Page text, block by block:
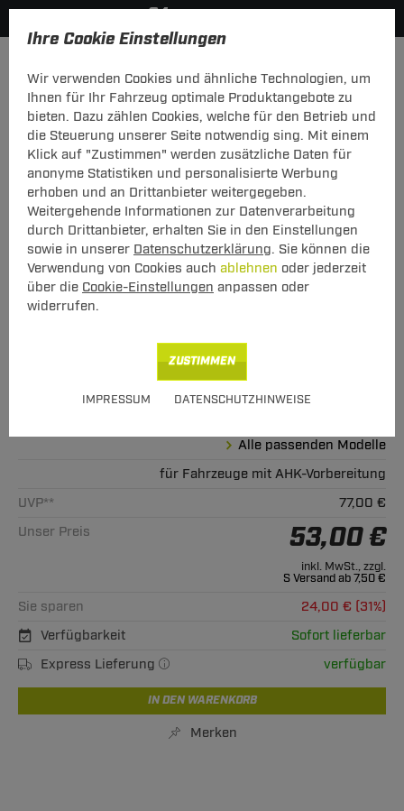
Ihre Cookie Einstellungen
Wir verwenden Cookies und ähnliche Technologien, um
Ihnen für Ihr Fahrzeug optimale Produktangebote zu
bieten. Dazu zählen Cookies, welche für den Betrieb und
die Steuerung unserer Seite notwendig sing. Mit einem
Klick auf "Zustimmen" werden zusätzliche Daten für
anonyme Statistiken und personalisierte Werbung
erhoben und an Drittanbieter weitergegeben.
Weitergehende Informationen zur Datenverarbeitung
durch Drittanbieter, erhalten Sie in den Einstellungen
sowie in unserer Datenschutzerklärung. Sie können die
Verwendung von Cookies auch ablehnen oder jederzeit
über die Cookie-Einstellungen anpassen oder
widerrufen.
IMPRESSUM DATENSCHUTZHINWEISE
ZUSTIMMEN
Hier geht's zur Fahrzeugübersicht: VW T6.1
Elektrosatz 7-pol. von TowTec: VW T6.1
Kasten/Bus
Fahrzeugspezifischer 7-poliger Elektrosatz
mit Einparkhilfeabschaltung
10.2019 - jetzt
Alle passenden Modelle
für Fahrzeuge mit AHK-Vorbereitung
UVP**
77,00 €
Unser Preis
53,00 €
inkl. MwSt., zzgl.
S Versand ab 7,50 €
Sie sparen
24,00 € (31%)
Verfügbarkeit
Sofort lieferbar
Express Lieferung
verfügbar
IN DEN WARENKORB
Merken